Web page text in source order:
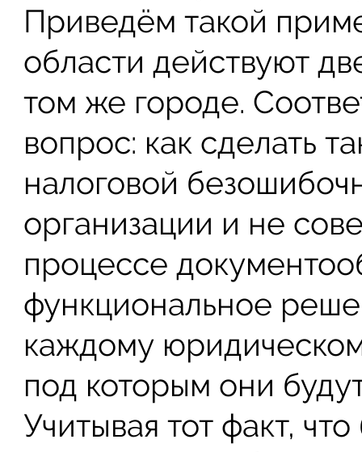
Приведём такой
области действуют
том же городе.
вопрос: как сделать
налоговой
организации и не
процессе
функциональное
каждому
под которым они
Учитывая тот факт,